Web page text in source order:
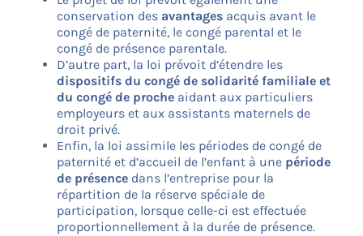
conservation des avantages acquis avant le
congé de paternité, le congé parental et le
congé de présence parentale.
D’autre part, la loi prévoit d’étendre les
dispositifs du congé de solidarité familiale et
du congé de proche aidant aux particuliers
employeurs et aux assistants maternels de
droit privé.
Enfin, la loi assimile les périodes de congé de
paternité et d’accueil de l’enfant à une période
de présence dans l’entreprise pour la
répartition de la réserve spéciale de
participation, lorsque celle-ci est effectuée
proportionnellement à la durée de présence.